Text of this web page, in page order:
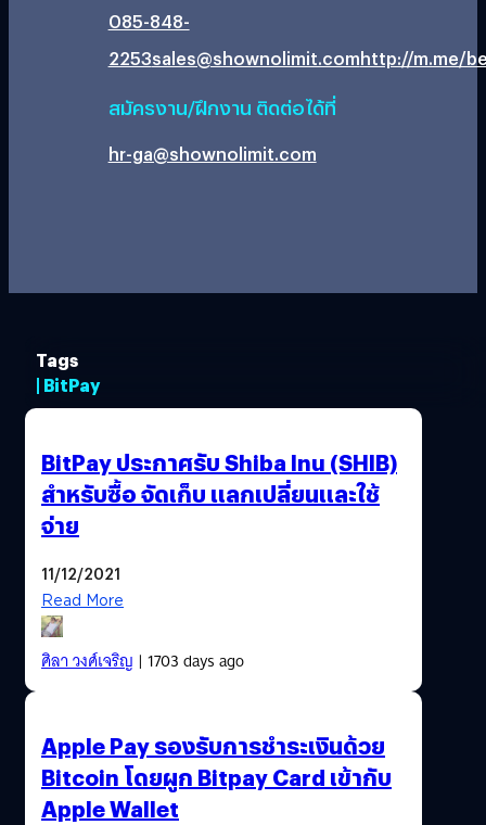
085-848-
2253sales@shownolimit.comhttp://m.me/
สมัครงาน/ฝึกงาน ติดต่อได้ที่
hr-ga@shownolimit.com
Tags
| BitPay
BitPay ประกาศรับ Shiba Inu (SHIB)
สำหรับซื้อ จัดเก็บ แลกเปลี่ยนและใช้
จ่าย
11/12/2021
Read More
ศิลา วงศ์เจริญ | 1703 days ago
Apple Pay รองรับการชำระเงินด้วย
Bitcoin โดยผูก Bitpay Card เข้ากับ
Apple Wallet